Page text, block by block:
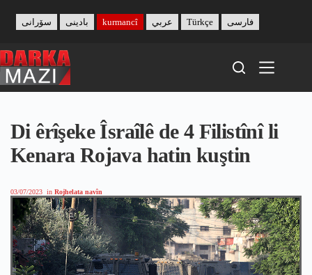
content
بادینی سۆرانی kurmancî عربي Türkçe فارسی
Di êrîşeke Îsraîlê de 4 Filistînî li
Kenara Rojava hatin kuştin
03/07/2023 in Rojhelata navîn